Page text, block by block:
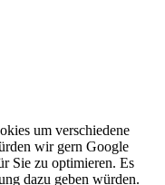
um verschiedene
wir gern Google
Sie zu optimieren. Es
dazu geben würden.